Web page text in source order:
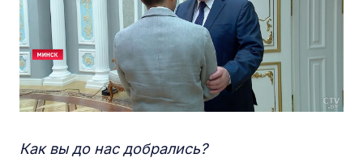
Как вы до нас добрались?